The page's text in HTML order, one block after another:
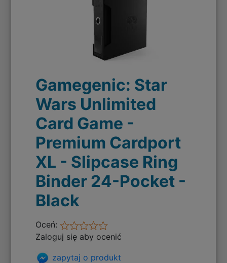
Gamegenic: Star
Wars Unlimited
Card Game -
Premium Cardport
XL - Slipcase Ring
Binder 24-Pocket -
Black
Oceń:
Zaloguj się aby ocenić
zapytaj o produkt